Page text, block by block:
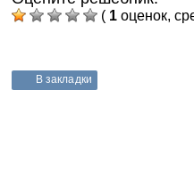
( 1оценок,
В закладки